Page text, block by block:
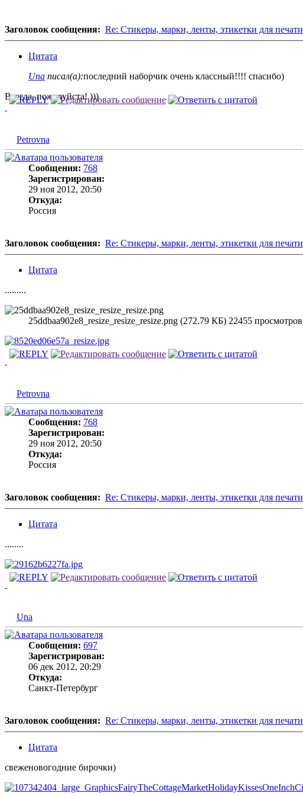
Заголовок сообщения: Re: Стикеры, марки, ленты, этикетки для печати
Цитата
Una писал(а):последний наборчик очень классный!!!! спасибо)
Всегда, пожалуйста! )))
Petrovna
Сообщения: 768
Зарегистрирован:
29 ноя 2012, 20:50
Откуда:
Россия
Заголовок сообщения: Re: Стикеры, марки, ленты, этикетки для печати
Цитата
.........
25ddbaa902e8_resize_resize_resize.png (272.79 КБ) 22455 просмотров
Petrovna
Сообщения: 768
Зарегистрирован:
29 ноя 2012, 20:50
Откуда:
Россия
Заголовок сообщения: Re: Стикеры, марки, ленты, этикетки для печати
Цитата
........
Una
Сообщения: 697
Зарегистрирован:
06 дек 2012, 20:29
Откуда:
Санкт-Петербург
Заголовок сообщения: Re: Стикеры, марки, ленты, этикетки для печати
Цитата
свеженовогодние бирочки)